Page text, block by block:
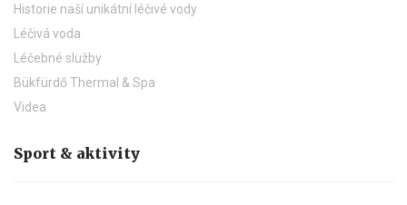
Historie naší unikátní léčivé vody
Léčivá voda
Léčebné služby
Bükfürdő Thermal & Spa
Videa
Sport & aktivity